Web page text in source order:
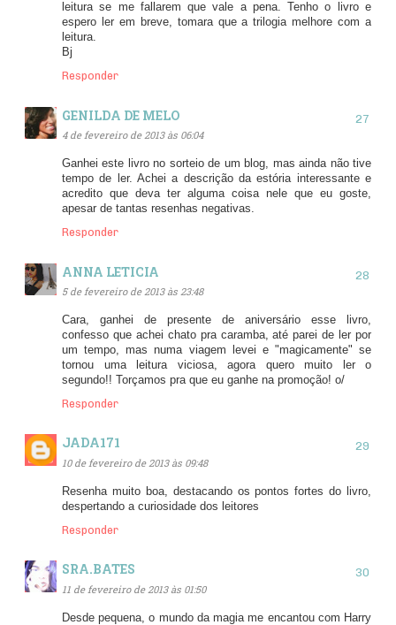
leitura se me fallarem que vale a pena. Tenho o livro e
espero ler em breve, tomara que a trilogia melhore com a
leitura.
Bj
Responder
GENILDA DE MELO
4 de fevereiro de 2013 às 06:04
Ganhei este livro no sorteio de um blog, mas ainda não tive
tempo de ler. Achei a descrição da estória interessante e
acredito que deva ter alguma coisa nele que eu goste,
apesar de tantas resenhas negativas.
Responder
ANNA LETICIA
5 de fevereiro de 2013 às 23:48
Cara, ganhei de presente de aniversário esse livro,
confesso que achei chato pra caramba, até parei de ler por
um tempo, mas numa viagem levei e "magicamente" se
tornou uma leitura viciosa, agora quero muito ler o
segundo!! Torçamos pra que eu ganhe na promoção! o/
Responder
JADA171
10 de fevereiro de 2013 às 09:48
Resenha muito boa, destacando os pontos fortes do livro,
despertando a curiosidade dos leitores
Responder
SRA.BATES
11 de fevereiro de 2013 às 01:50
Desde pequena, o mundo da magia me encantou com Harry